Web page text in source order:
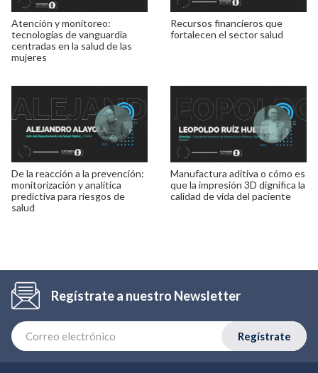
Atención y monitoreo:
tecnologías de vanguardia
centradas en la salud de las
mujeres
Recursos financieros que
fortalecen el sector salud
De la reacción a la prevención:
monitorización y analítica
predictiva para riesgos de
salud
Manufactura aditiva o cómo es
que la impresión 3D dignifica la
calidad de vida del paciente
Regístrate a nuestro Newsletter
Regístrate